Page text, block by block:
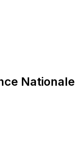
Nationale